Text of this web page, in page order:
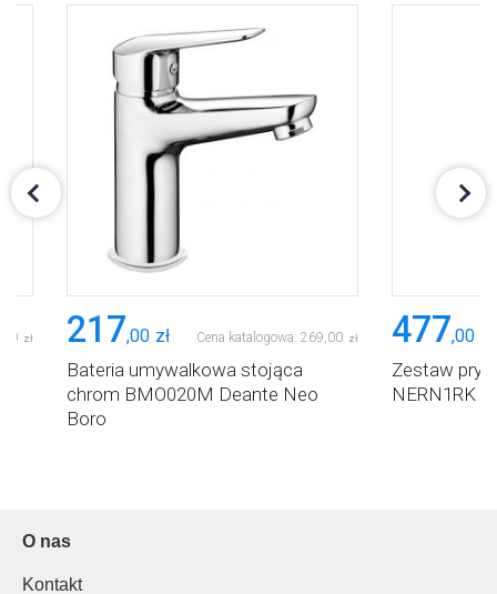
00 zł 217,00 zł Cena katalogowa: 269 00 zł
Bateria umywalkowa stojąca
chrom BMO020M Deante Neo
Boro
477,00
Zestaw
NERN1RK
O nas
Kontakt